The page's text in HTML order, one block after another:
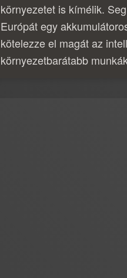
környezetet is kímélik.
Európát egy
kötelezze el magát az
környezetbarátabb